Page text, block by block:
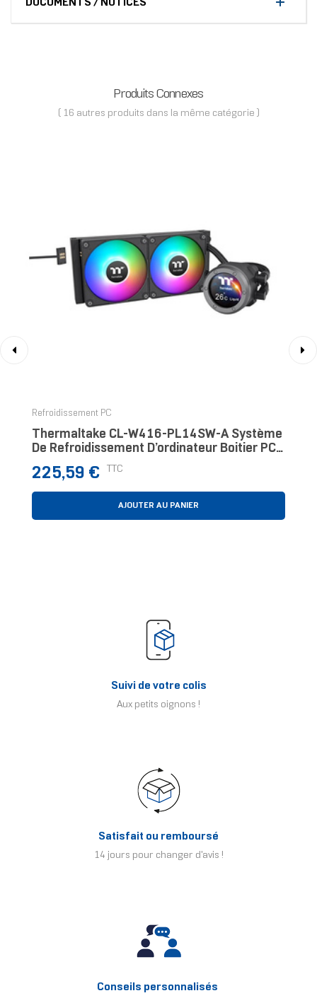
DOCUMENTS / NOTICES
Produits Connexes
( 16 autres produits dans la même catégorie )
Refroidissement PC
Thermaltake CL-W416-PL14SW-A Système
De Refroidissement D’ordinateur Boitier PC,
Processeur Kit Watercooling 14 Cm Noir 1
Pièce(
Prix
225,59 € TTC
AJOUTER AU PANIER
Suivi de votre colis
Aux petits oignons !
Satisfait ou remboursé
14 jours pour changer d'avis !
Conseils personnalisés